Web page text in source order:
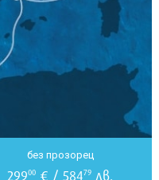
без прозорец
29900 € / 58479 лв.